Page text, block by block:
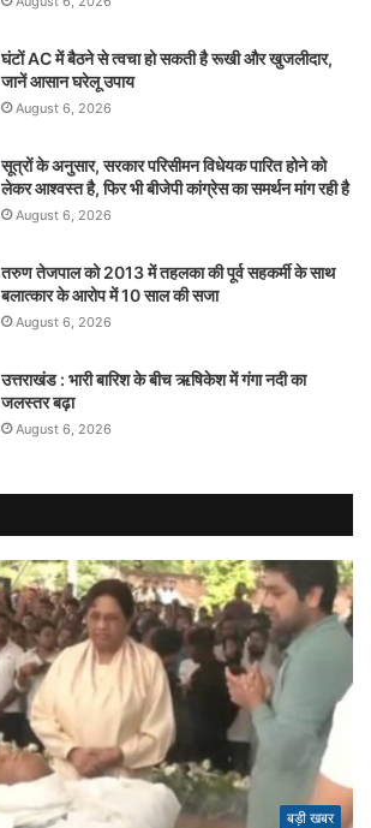
घंटों AC में बैठने से त्वचा हो सकती है रूखी और खुजलीदार,
जानें आसान घरेलू उपाय
August 6, 2026
सूत्रों के अनुसार, सरकार परिसीमन विधेयक पारित होने को
लेकर आश्वस्त है, फिर भी बीजेपी कांग्रेस का समर्थन मांग रही है
August 6, 2026
तरुण तेजपाल को 2013 में तहलका की पूर्व सहकर्मी के साथ
बलात्कार के आरोप में 10 साल की सजा
August 6, 2026
उत्तराखंड : भारी बारिश के बीच ऋषिकेश में गंगा नदी का
जलस्तर बढ़ा
August 6, 2026
बड़ी खबर